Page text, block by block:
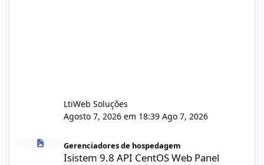
LtiWeb Soluções
Agosto 7, 2026 em 18:39 Ago 7, 2026
Gerenciadores de hospedagem
Isistem 9.8 API CentOS Web Panel